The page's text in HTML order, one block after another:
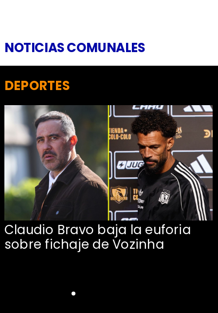
NOTICIAS COMUNALES
Claudio Bravo baja la euforia
sobre fichaje de Vozinha
DEPORTES